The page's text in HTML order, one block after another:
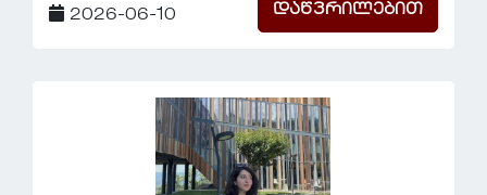
2026-06-10 დაწვრილებით